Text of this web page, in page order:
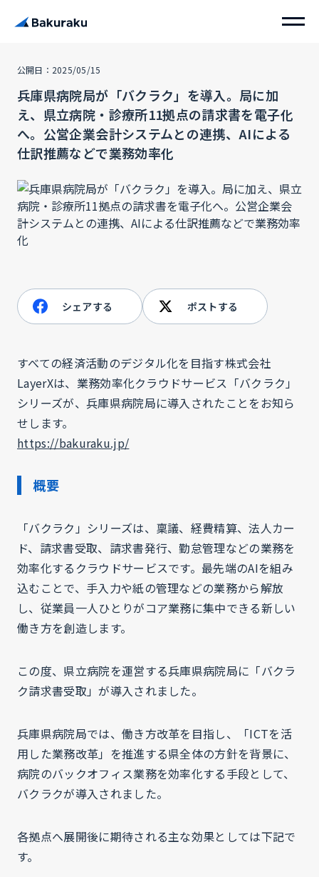
公開日：2025/05/15
兵庫県病院局が「バクラク」を導入。局に加
え、県立病院・診療所11拠点の請求書を電子化
へ。公営企業会計システムとの連携、AIによる
仕訳推薦などで業務効率化
シェアする ポストする
すべての経済活動のデジタル化を目指す株式会社
LayerXは、業務効率化クラウドサービス「バクラク」
シリーズが、兵庫県病院局に導入されたことをお知ら
せします。
https://bakuraku.jp/
概要
「バクラク」シリーズは、稟議、経費精算、法人カー
ド、請求書受取、請求書発行、勤怠管理などの業務を
効率化するクラウドサービスです。最先端のAIを組み
込むことで、手入力や紙の管理などの業務から解放
し、従業員一人ひとりがコア業務に集中できる新しい
働き方を創造します。
この度、県立病院を運営する兵庫県病院局に「バクラ
ク請求書受取」が導入されました。
兵庫県病院局では、働き方改革を目指し、「ICTを活
用した業務改革」を推進する県全体の方針を背景に、
病院のバックオフィス業務を効率化する手段として、
バクラクが導入されました。
各拠点へ展開後に期待される主な効果としては下記で
す。